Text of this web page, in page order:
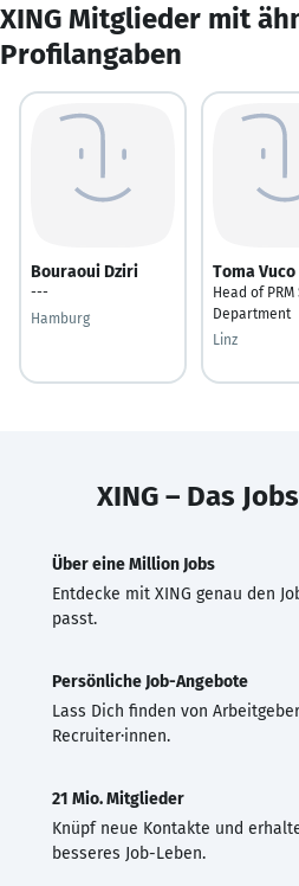
XING Mitglieder mit
Profilangaben
Bouraoui Dziri
---
Hamburg
Toma Vuco
Head of
Department
Linz
XING – Das
Über eine Million Jobs
Entdecke mit XING genau den
passt.
Persönliche Job-Angebote
Lass Dich finden von
Recruiter·innen.
21 Mio. Mitglieder
Knüpf neue Kontakte und
besseres Job-Leben.